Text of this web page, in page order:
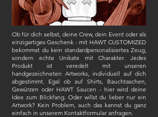
Ob für dich selbst, deine Crew, dein Event oder als
einzigartiges Geschenk - mit HAWT CUSTOMIZED
bekommst du kein standardpersonalisiertes Zeug,
sondern echte Unikate mit Charakter. Jedes
Produkt ist veredelt mit unseren
handgezeichneten Artworks, individuell auf dich
abgestimmt. Egal ob auf Shirts, Bauchtaschen,
Gewürzen oder HAWT Saucen - hier wird deine
Idee zum Blickfang. Oder willst du lieber nur ein
Artwork? Kein Problem, auch das kannst du ganz
einfach in unserem Kontaktformular anfragen.